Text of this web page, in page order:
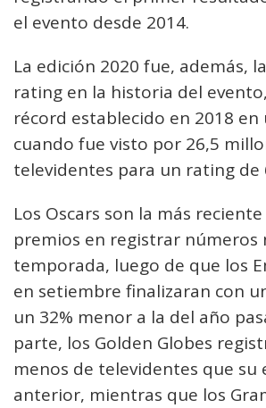
el evento desde 2014.
La edición 2020 fue, además,
rating en la historia del
récord establecido en 2018 en
cuando fue visto por 26,5
televidentes para un rating de
Los Oscars son la más
premios en registrar números
temporada, luego de que los
en setiembre finalizaran con
un 32% menor a la del año
parte, los Golden Globes
menos de televidentes que su
anterior, mientras que los